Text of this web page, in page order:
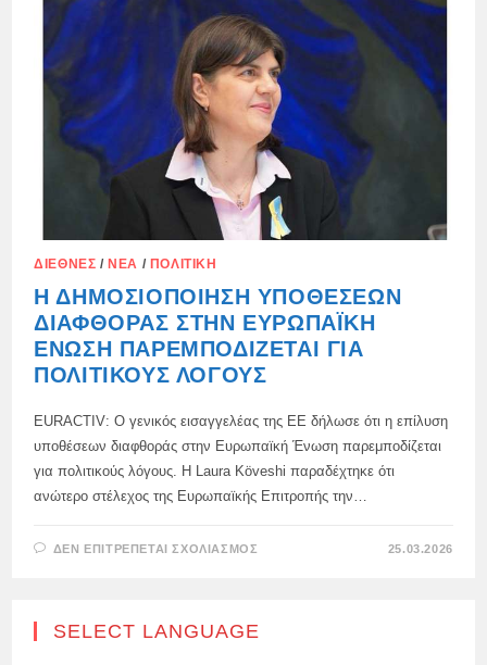
ΔΙΕΘΝΈΣ /ΝΈΑ / ΠΟΛΙΤΙΚΉ
Η ΔΗΜΟΣΙΟΠΟΊΗΣΗ ΥΠΟΘΈΣΕΩΝ
ΔΙΑΦΘΟΡΆΣ ΣΤΗΝ ΕΥΡΩΠΑΪΚΉ
ΈΝΩΣΗ ΠΑΡΕΜΠΟΔΊΖΕΤΑΙ ΓΙΑ
ΠΟΛΙΤΙΚΟΎΣ ΛΌΓΟΥΣ
EURACTIV: Ο γενικός εισαγγελέας της ΕΕ δήλωσε ότι η επίλυση
υποθέσεων διαφθοράς στην Ευρωπαϊκή Ένωση παρεμποδίζεται
για πολιτικούς λόγους. Η Laura Köveshi παραδέχτηκε ότι
ανώτερο στέλεχος της Ευρωπαϊκής Επιτροπής την…
ΔΕΝ ΕΠΙΤΡΈΠΕΤΑΙ ΣΧΟΛΙΑΣΜΌΣ
ΕΥΡΩΠΑΪΚΉ
25.03.2026
SELECT LANGUAGE